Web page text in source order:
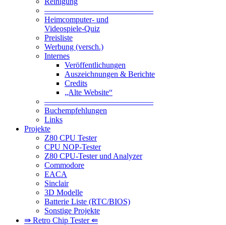
—————————————–
Heimcomputer- und
Videospiele-Quiz
Preisliste
Werbung (versch.)
Internes
Veröffentlichungen
Auszeichnungen & Berichte
Credits
„Alte Website“
—————————————–
Buchempfehlungen
Links
Projekte
Z80 CPU Tester
CPU NOP-Tester
Z80 CPU-Tester und Analyzer
Commodore
EACA
Sinclair
3D Modelle
Batterie Liste (RTC/BIOS)
Sonstige Projekte
⇛ Retro Chip Tester ⇚